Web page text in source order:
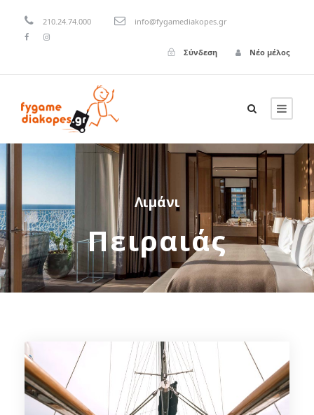
210.24.74.000 info@fygamediakopes.gr
Σύνδεση Νέο μέλος
Λιμάνι
Πειραιάς